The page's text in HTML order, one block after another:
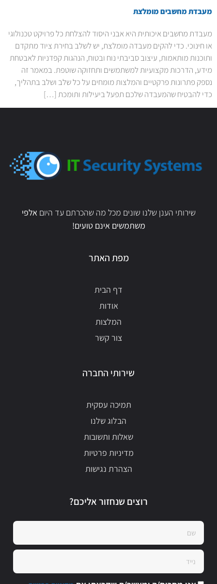
מעבדת מחשבים מומלצת
מעבדת מחשבים איכותית היא אבני היסוד להצלחת כל פרויקט טכנולוגי
או חינוכי. כדי להקים מעבדה מומלצת, יש לשלב בחירת ציוד מתקדם
ותוכנות מותאמות, עיצוב סביבתי נוח ובטוח, הנהגות קפדניות לאבטחת
מידע, הדרכות מקצועיות למשתמשים ותחזוקה שוטפת. במאמר זה
נספק פתרונות פרקטיים והמלצות מומחים על כל שלב ושלב בתהליך,
כדי להבטיח שהמעבדה שלכם תפעל ביעילות ותומכת […]
שירותי הענן שלנו שונים מכל מה שהכרתם עד היוםאלפי
משתמשים אינם טועים!
מפת האתר
דף הבית
אודות
המלצות
צור קשר
שירותי החברה
תמיכה עסקית
הבלוג שלנו
שאלות ותשובות
מדיניות פרטיות
הצהרת נגישות
רוצים שנחזור אליכם?